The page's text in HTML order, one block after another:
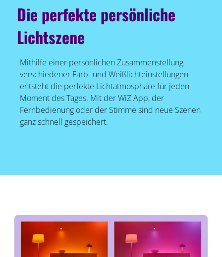
Die perfekte persönliche
Lichtszene
Mithilfe einer persönlichen Zusammenstellung
verschiedener Farb- und Weißlichteinstellungen
entsteht die perfekte Lichtatmosphäre für jeden
Moment des Tages. Mit der WiZ App, der
Fernbedienung oder der Stimme sind neue Szenen
ganz schnell gespeichert.